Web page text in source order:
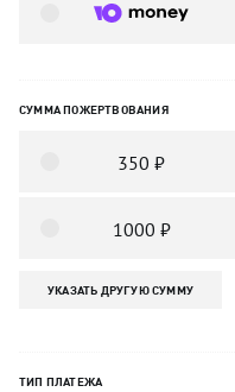
СУММА ПОЖЕРТВОВАНИЯ
350 ₽
1000 ₽
УКАЗАТЬ ДРУГУЮ СУММУ
ТИП ПЛАТЕЖА